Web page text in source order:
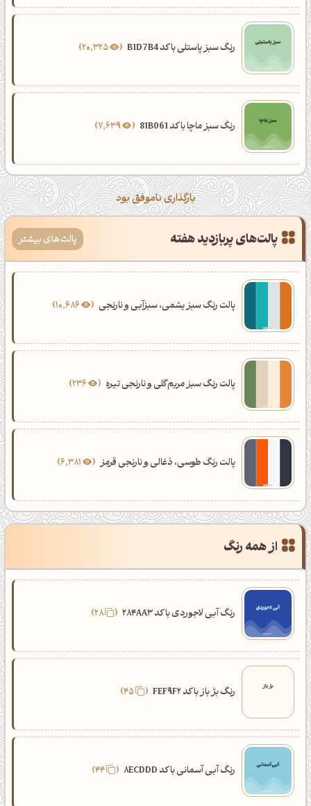
رنگ سبز پاستلی با کد B1D7B4 20,325
رنگ سبز ماچا با کد 81B061 7,639
بارگذاری ناموفق بود
پالت‌های پربازدید هفته پالت‌های بیشتر
پالت رنگ سبز یشمی، سبزآبی و نارنجی
پالت رنگ سبز مریم‌گلی و نارنجی تیره
پالت رنگ طوسی، ذغالی و نارنجی قرمز
از همه رنگ
رنگ آبی لاجوردی با کد 284AA3 28
رنگ بژ باز با کد FEF9F2 45
رنگ آبی آسمانی با کد 8ECDDD 44